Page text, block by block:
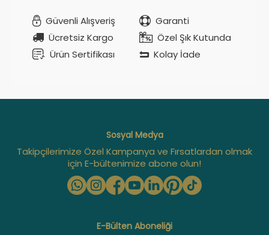
Güvenli Alışveriş
Garanti
Ücretsiz Kargo
Özel Şık Kutunda
Ürün Sertifikası
Kolay İade
Sosyal Medya
Takipçilerimize Özel Kampanya ve Fırsatlardan olmak
için E-bültenimize abone olun!
E-Bülten Aboneliği